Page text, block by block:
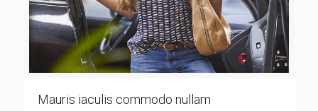
Mauris iaculis commodo nullam